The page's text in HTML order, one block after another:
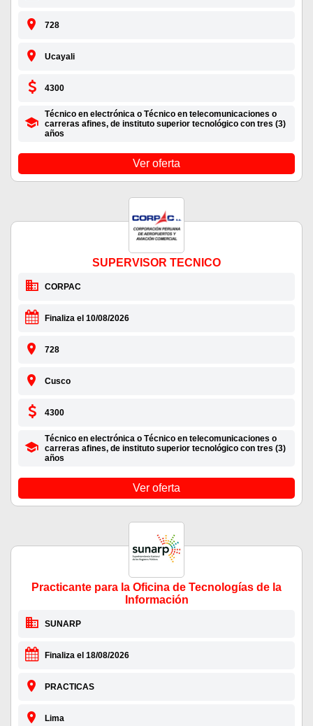
728
Ucayali
4300
Técnico en electrónica o Técnico en telecomunicaciones o
carreras afines, de instituto superior tecnológico con tres (3)
años
Ver oferta
SUPERVISOR TECNICO
CORPAC
Finaliza el 10/08/2026
728
Cusco
4300
Técnico en electrónica o Técnico en telecomunicaciones o
carreras afines, de instituto superior tecnológico con tres (3)
años
Ver oferta
Practicante para la Oficina de Tecnologías de la
Información
SUNARP
Finaliza el 18/08/2026
PRACTICAS
Lima